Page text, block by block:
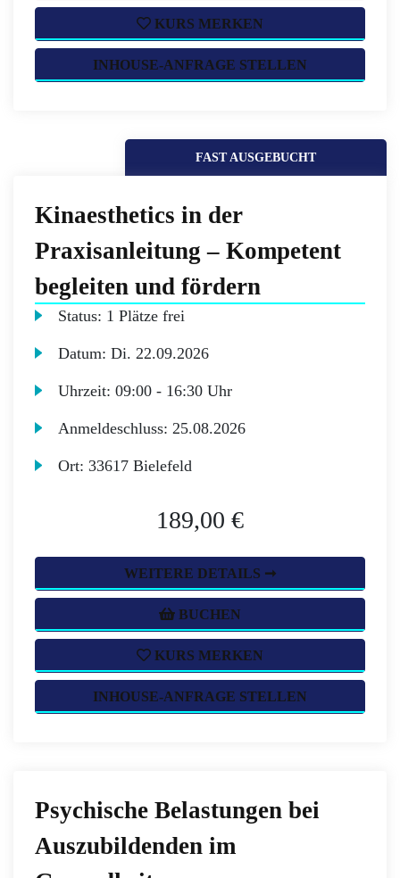
KURS MERKEN
INHOUSE-ANFRAGE STELLEN
FAST AUSGEBUCHT
Kinaesthetics in der
Praxisanleitung – Kompetent
begleiten und fördern
Status: 1 Plätze frei
Datum:Di. 22.09.2026
Uhrzeit:09:00 - 16:30 Uhr
Anmeldeschluss:25.08.2026
Ort:33617 Bielefeld
189,00 €
WEITERE DETAILS ➞
BUCHEN
KURS MERKEN
INHOUSE-ANFRAGE STELLEN
Psychische Belastungen bei
Auszubildenden im